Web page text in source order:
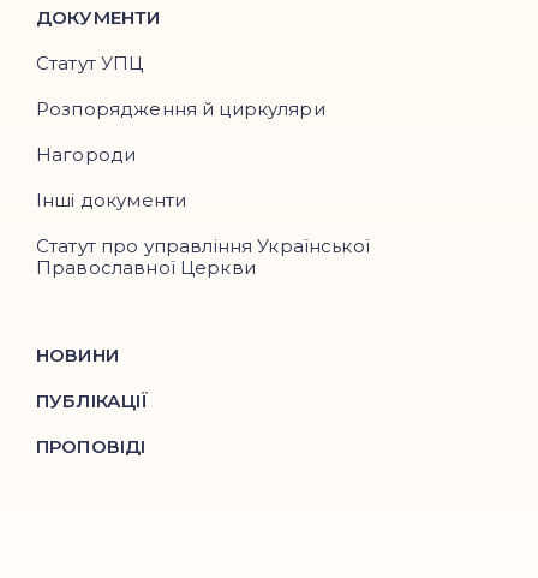
ДОКУМЕНТИ
Статут УПЦ
Розпорядження й циркуляри
Нагороди
Інші документи
Статут про управління Української
Православної Церкви
НОВИНИ
ПУБЛІКАЦІЇ
ПРОПОВІДІ